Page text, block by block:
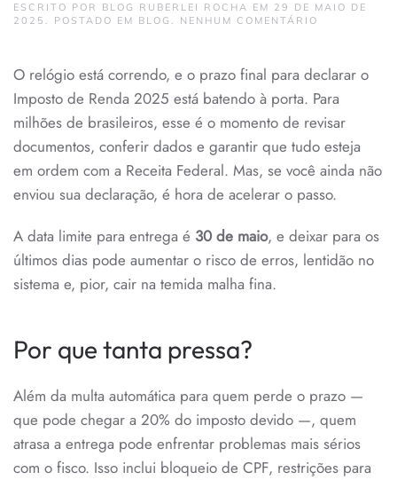
ESCRITO POR BLOG RUBERLEI ROCHA EM 29 DE MAIO DE
2025 . POSTADO EM BLOG . NENHUM COMENTÁRIO
DECLARAR
IMPOSTO
RENDA
2025:
EVITE
PROBLEMAS
COM
O
O relógio está correndo, e o prazo final para declarar o
Imposto de Renda 2025 está batendo à porta. Para
milhões de brasileiros, esse é o momento de revisar
documentos, conferir dados e garantir que tudo esteja
em ordem com a Receita Federal. Mas, se você ainda não
enviou sua declaração, é hora de acelerar o passo.
A data limite para entrega é 30 de maio, e deixar para os
últimos dias pode aumentar o risco de erros, lentidão no
sistema e, pior, cair na temida malha fina.
Por que tanta pressa?
Além da multa automática para quem perde o prazo —
que pode chegar a 20% do imposto devido —, quem
atrasa a entrega pode enfrentar problemas mais sérios
com o fisco. Isso inclui bloqueio de CPF, restrições para